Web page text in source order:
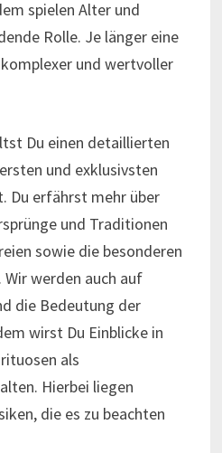
spielen Alter und
Rolle. Je länger eine
und wertvoller
Du einen detaillierten
und exklusivsten
Du erfährst mehr über
und Traditionen
sowie die besonderen
werden auch auf
die Bedeutung der
wirst Du Einblicke in
als
Hierbei liegen
die es zu beachten